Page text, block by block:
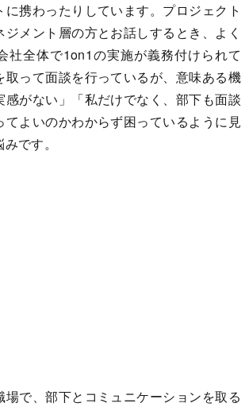
に携わったりしています。プロジェクト
メント層の方とお話しするとき、よく
社全体で1on1の実施が義務付けられて
取って面談を行っているが、意味ある機
感がない」「私だけでなく、部下も面談
てよいのかわからず困っているように見
です。
で、部下とコミュニケーションを取る